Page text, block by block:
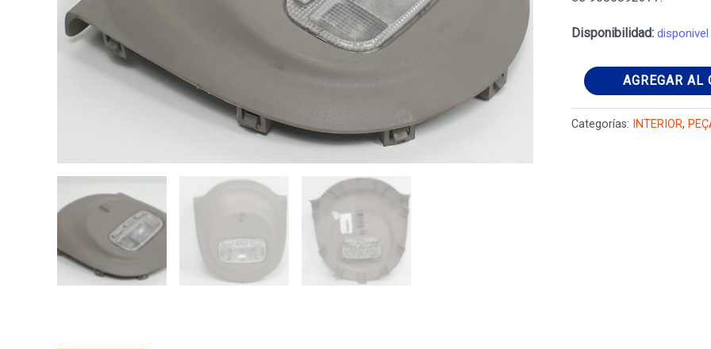
Disponibilidad: disponivel
LUZ
INTERIOR
CITROEN
AGREGAR AL
Categorías: INTERIOR,